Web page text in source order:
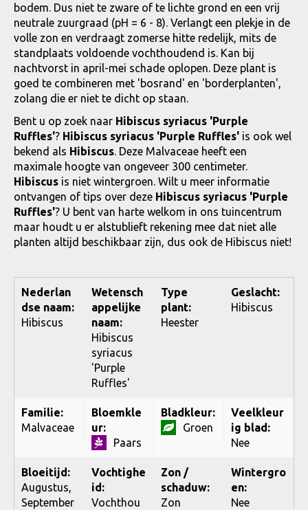
bodem. Dus niet te zware of te lichte grond en een vrij
neutrale zuurgraad (pH = 6 - 8). Verlangt een plekje in de
volle zon en verdraagt zomerse hitte redelijk, mits de
standplaats voldoende vochthoudend is. Kan bij
nachtvorst in april-mei schade oplopen. Deze plant is
goed te combineren met 'bosrand' en 'borderplanten',
zolang die er niet te dicht op staan.
Bent u op zoek naar Hibiscus syriacus 'Purple
Ruffles'? Hibiscus syriacus 'Purple Ruffles' is ook wel
bekend als Hibiscus. Deze Malvaceae heeft een
maximale hoogte van ongeveer 300 centimeter.
Hibiscus is niet wintergroen. Wilt u meer informatie
ontvangen of tips over deze Hibiscus syriacus 'Purple
Ruffles'? U bent van harte welkom in ons tuincentrum
maar houdt u er alstublieft rekening mee dat niet alle
planten altijd beschikbaar zijn, dus ook de Hibiscus niet!
Nederlan
dse naam:
Hibiscus
Wetensch
appelijke
naam:
Hibiscus
syriacus
'Purple
Ruffles'
Type
plant:
Heester
Geslacht:
Hibiscus
Familie:
Malvaceae
Bloemkle
ur:
Paars
Bladkleur:
Groen
Veelkleur
ig blad:
Nee
Bloeitijd:
Augustus,
September
Vochtighe
id:
Vochthou
Zon /
schaduw:
Zon
Wintergro
en:
Nee